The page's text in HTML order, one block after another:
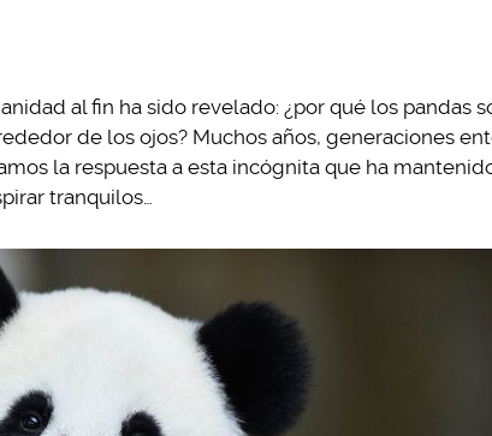
al fin ha sido revelado: ¿por qué los pandas
de los ojos? Muchos años, generaciones
la respuesta a esta incógnita que ha
tranquilos…